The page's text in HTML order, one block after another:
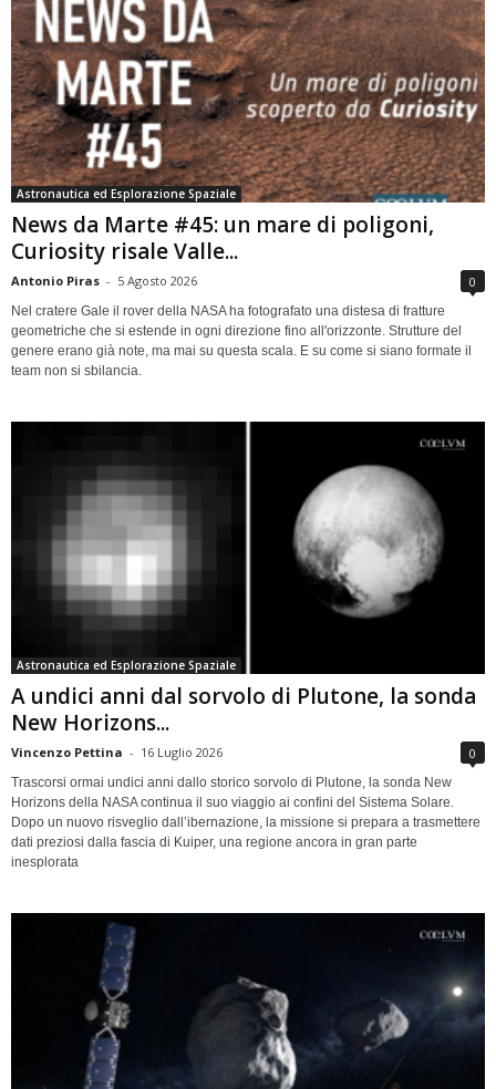
Astronautica ed Esplorazione Spaziale
News da Marte #45: un mare di poligoni,
Curiosity risale Valle...
Antonio Piras - 5 Agosto 2026 0
Nel cratere Gale il rover della NASA ha fotografato una distesa di fratture
geometriche che si estende in ogni direzione fino all'orizzonte. Strutture del
genere erano già note, ma mai su questa scala. E su come si siano formate il
team non si sbilancia.
Astronautica ed Esplorazione Spaziale
A undici anni dal sorvolo di Plutone, la sonda
New Horizons...
Vincenzo Pettina - 16 Luglio 2026 0
Trascorsi ormai undici anni dallo storico sorvolo di Plutone, la sonda New
Horizons della NASA continua il suo viaggio ai confini del Sistema Solare.
Dopo un nuovo risveglio dall’ibernazione, la missione si prepara a trasmettere
dati preziosi dalla fascia di Kuiper, una regione ancora in gran parte
inesplorata